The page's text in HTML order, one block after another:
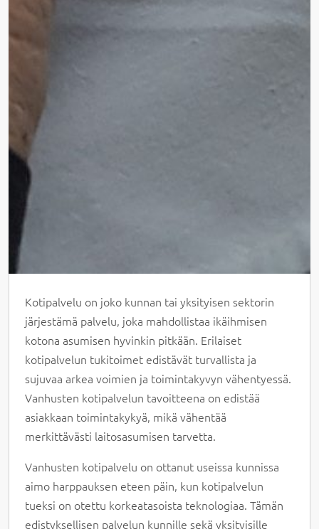
Kotipalvelu on joko kunnan tai yksityisen sektorin
järjestämä palvelu, joka mahdollistaa ikäihmisen
kotona asumisen hyvinkin pitkään. Erilaiset
kotipalvelun tukitoimet edistävät turvallista ja
sujuvaa arkea voimien ja toimintakyvyn vähentyessä.
Vanhusten kotipalvelun tavoitteena on edistää
asiakkaan toimintakykyä, mikä vähentää
merkittävästi laitosasumisen tarvetta.
Vanhusten kotipalvelu on ottanut useissa kunnissa
aimo harppauksen eteen päin, kun kotipalvelun
tueksi on otettu korkeatasoista teknologiaa. Tämän
edistyksellisen palvelun kunnille sekä yksityisille